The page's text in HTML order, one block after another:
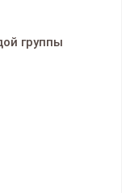
группы